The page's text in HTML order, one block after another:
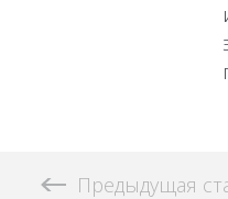
Предыдущая